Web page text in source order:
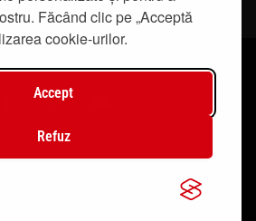
Făcând clic pe „Acceptă
cookie-urilor.
Accept
Refuz
Life. Toate drepturile rezervate.